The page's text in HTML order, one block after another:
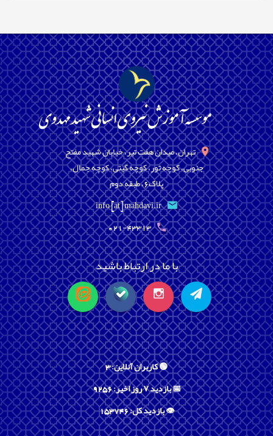
تهران، میدان هفت تیر، خیابان شهید مفتح
جنوبی، کوچه تور، کوچه گیتی، کوچه جمال،
پلاک6، طبقه دوم
info [at] mahdavi.ir
021-43313
با ما در ارتباط باشید
🟢 کاربران آنلاین: 3
📅 بازدید ۷ روز اخیر: 9256
👁️ بازدید کل: 153746